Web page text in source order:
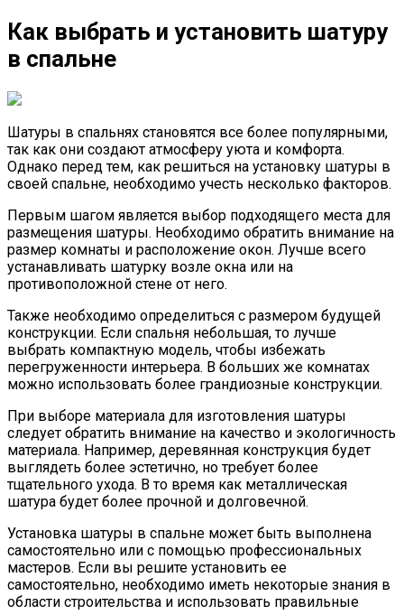
Как выбрать и установить шатуру
в спальне
Шатуры в спальнях становятся все более популярными,
так как они создают атмосферу уюта и комфорта.
Однако перед тем, как решиться на установку шатуры в
своей спальне, необходимо учесть несколько факторов.
Первым шагом является выбор подходящего места для
размещения шатуры. Необходимо обратить внимание на
размер комнаты и расположение окон. Лучше всего
устанавливать шатурку возле окна или на
противоположной стене от него.
Также необходимо определиться с размером будущей
конструкции. Если спальня небольшая, то лучше
выбрать компактную модель, чтобы избежать
перегруженности интерьера. В больших же комнатах
можно использовать более грандиозные конструкции.
При выборе материала для изготовления шатуры
следует обратить внимание на качество и экологичность
материала. Например, деревянная конструкция будет
выглядеть более эстетично, но требует более
тщательного ухода. В то время как металлическая
шатура будет более прочной и долговечной.
Установка шатуры в спальне может быть выполнена
самостоятельно или с помощью профессиональных
мастеров. Если вы решите установить ее
самостоятельно, необходимо иметь некоторые знания в
области строительства и использовать правильные